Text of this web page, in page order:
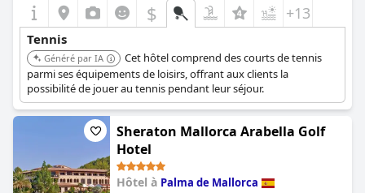
$ +13
Tennis
Généré par IA
Cet hôtel comprend des courts de tennis
parmi ses équipements de loisirs, offrant aux clients la
possibilité de jouer au tennis pendant leur séjour.
Sheraton Mallorca Arabella Golf
Hotel
Hôtel à Palma de Mallorca